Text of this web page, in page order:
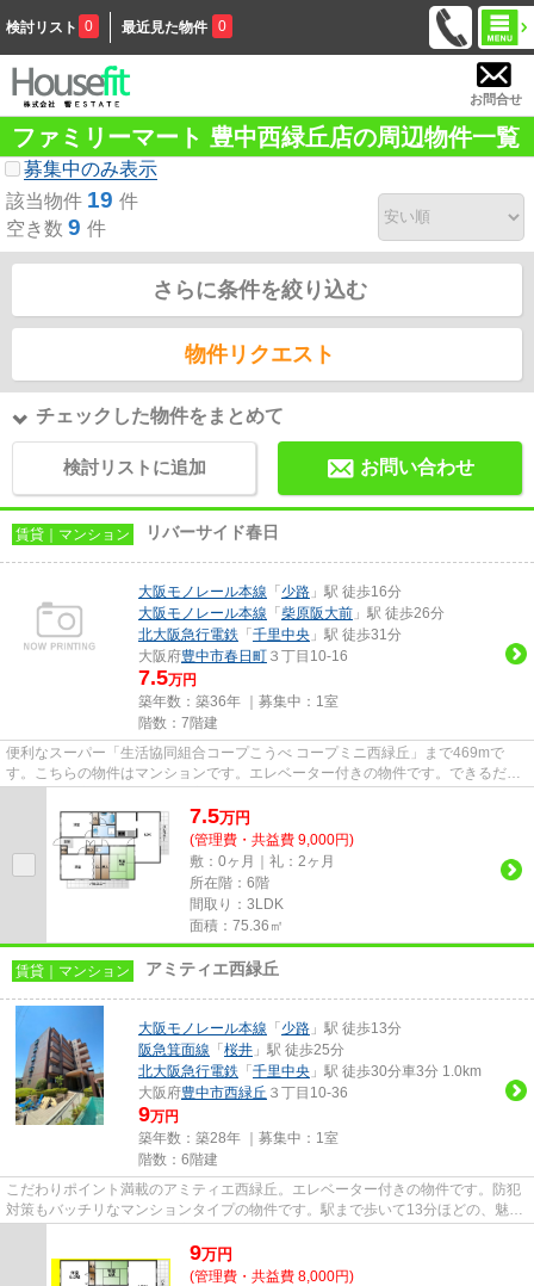
検討リスト 0 最近見た物件 0
お問合せ
ファミリーマート 豊中西緑丘店の周辺物件一覧
募集中のみ表示
該当物件 19 件
空き数 9 件
さらに条件を絞り込む
物件リクエスト
チェックした物件をまとめて
検討リストに追加 お問い合わせ
賃貸｜マンション リバーサイド春日
大阪モノレール本線 「 少路 」駅 徒歩16分
大阪モノレール本線 「 柴原阪大前 」駅 徒歩26分
北大阪急行電鉄 「 千里中央 」駅 徒歩31分
大阪府豊中市春日町 ３丁目10-16
7.5万円
築年数：築36年 ｜募集中： 1室
階数：7階建
便利なスーパー「生活協同組合コープこうべ コープミニ西緑丘」まで469mで
す。こちらの物件はマンションです。エレベーター付きの物件です。できるだけ
7.5万円
(管理費・共益費 9,000円)
敷：0ヶ月｜礼：2ヶ月
所在階：6階
間取り：3LDK
面積：75.36㎡
賃貸｜マンション アミティエ西緑丘
大阪モノレール本線 「 少路 」駅 徒歩13分
阪急箕面線 「 桜井 」駅 徒歩25分
北大阪急行電鉄 「 千里中央 」駅 徒歩30分車3分 1.0km
大阪府豊中市西緑丘 ３丁目10-36
9万円
築年数：築28年 ｜募集中： 1室
階数：6階建
こだわりポイント満載のアミティエ西緑丘。エレベーター付きの物件です。防犯
対策もバッチリなマンションタイプの物件です。駅まで歩いて13分ほどの、魅力
9万円
(管理費・共益費 8,000円)